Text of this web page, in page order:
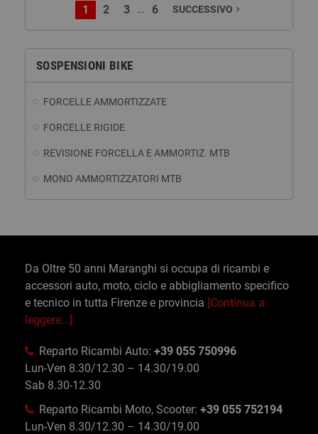
SOSPENSIONI BIKE
FORCELLE AMMORTIZZATE
FORCELLE RIGIDE
REVISIONE FORCELLA E AMMORTIZ. MTB
MONO AMMORTIZZATORI MTB
1
2 3 … 6 SUCCESSIVO navigate_next
Da Oltre 50 anni Maranghi si occupa di ricambi e
accessori auto, moto, ciclo e abbigliamento specifico
e tecnico in tutta Firenze e provincia [Continua a
leggere...]
Reparto Ricambi Auto: +39 055 750996
Lun-Ven 8.30/12.30 – 14.30/19.00
Sab 8.30-12.30
Reparto Ricambi Moto, Scooter: +39 055 752194
Lun-Ven 8.30/12.30 – 14.30/19.00